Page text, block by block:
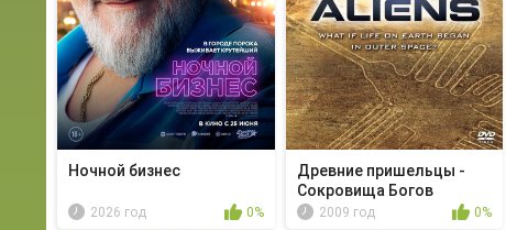
Ночной бизнес
2026 год 0%
Древние пришельцы -
Сокровища Богов
2009 год 0%